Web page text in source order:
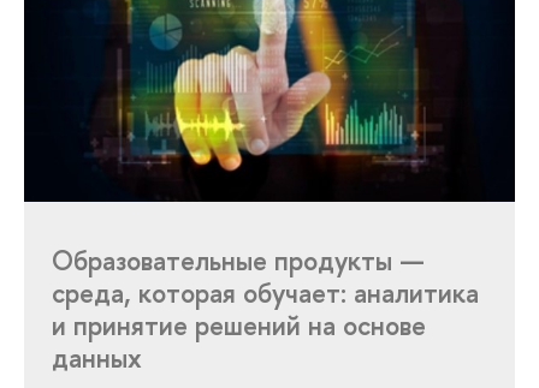
Образовательные продукты —
среда, которая обучает: аналитика
и принятие решений на основе
данных